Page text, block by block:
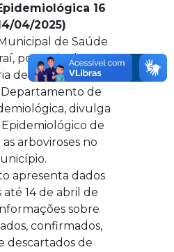
16
04/2025)
de Saúde
por meio da
de Vigilância em
de
divulga
de
arboviroses no
apresenta dados
14 de abril de
sobre
confirmados,
descartados de